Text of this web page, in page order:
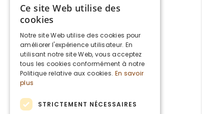
DUTCH
ENGLISH
Ce site Web utilise des
cookies
Notre site Web utilise des cookies pour
améliorer l'expérience utilisateur. En
utilisant notre site Web, vous acceptez
tous les cookies conformément à notre
Politique relative aux cookies. En savoir
plus
STRICTEMENT NÉCESSAIRES